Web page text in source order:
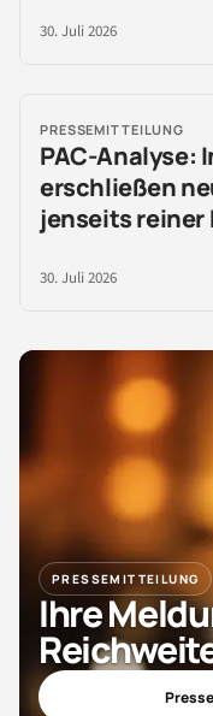
30. Juli 2026
PRESSEMITTEILUNG
PAC-Analyse:
erschließen
jenseits
30. Juli 2026
PRESSEMITTEILUNG
Ihre